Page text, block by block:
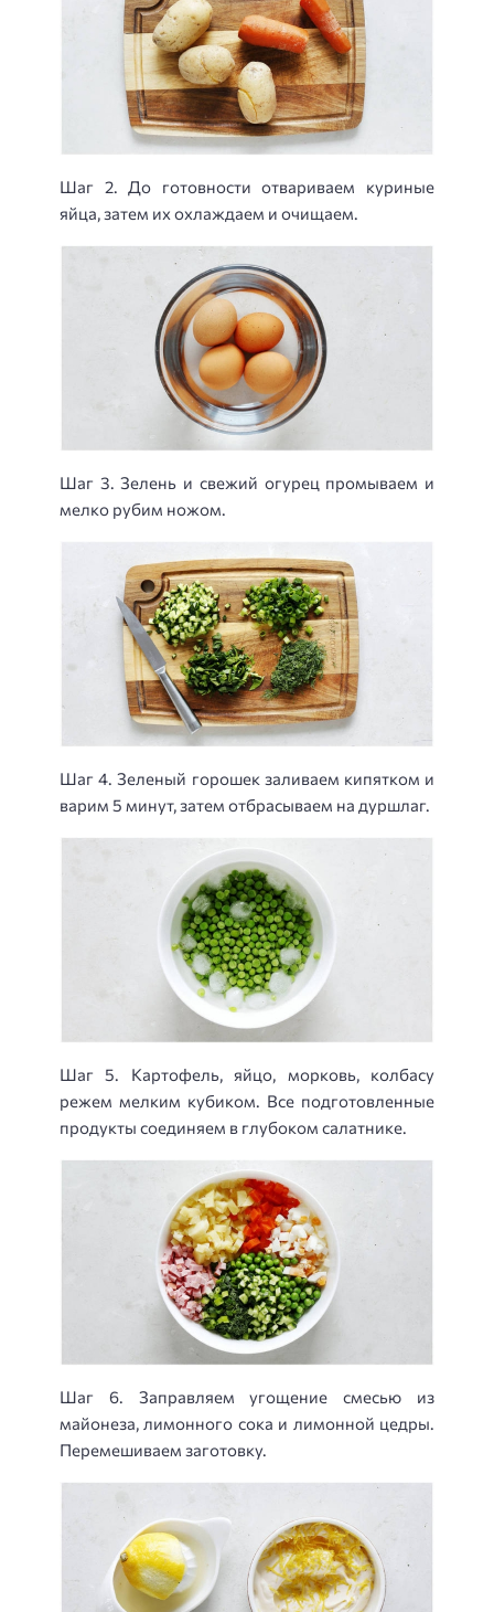
Шаг 2. До готовности отвариваем куриные
яйца, затем их охлаждаем и очищаем.
Шаг 3. Зелень и свежий огурец промываем и
мелко рубим ножом.
Шаг 4. Зеленый горошек заливаем кипятком и
варим 5 минут, затем отбрасываем на дуршлаг.
Шаг 5. Картофель, яйцо, морковь, колбасу
режем мелким кубиком. Все подготовленные
продукты соединяем в глубоком салатнике.
Шаг 6. Заправляем угощение смесью из
майонеза, лимонного сока и лимонной цедры.
Перемешиваем заготовку.